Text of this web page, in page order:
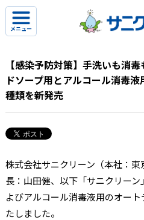
メニュー
【感染予防対策】手洗いも消
ドソープ用とアルコール消毒
種類を新発売
株式会社サニクリーン（本社：
長：山田健、以下「サニクリー
よびアルコール消毒液用のオー
たしました。